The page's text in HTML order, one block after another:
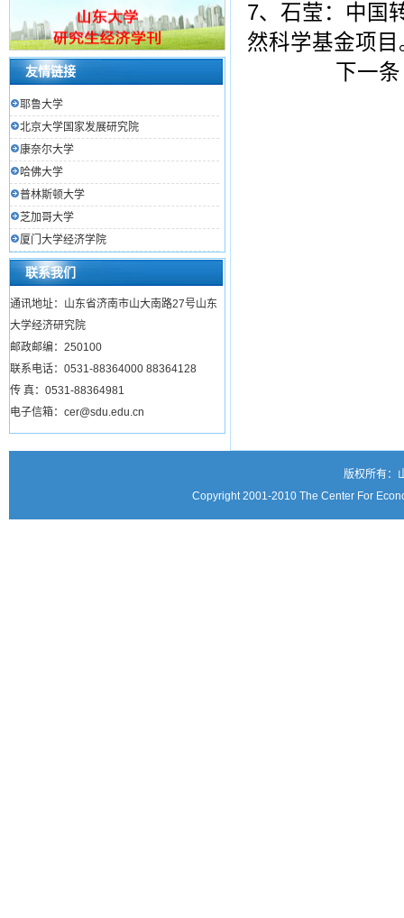
友情链接
耶鲁大学
北京大学国家发展研究院
康奈尔大学
哈佛大学
普林斯顿大学
芝加哥大学
厦门大学经济学院
联系我们
通讯地址：山东省济南市山大南路27号山东
大学经济研究院
邮政邮编：250100
联系电话：0531-88364000 88364128
传 真：0531-88364981
电子信箱：cer@sdu.edu.cn
7、石莹：中国
然科学基金项目
下一
版权所有：
Copyright 2001-2010 The Center For